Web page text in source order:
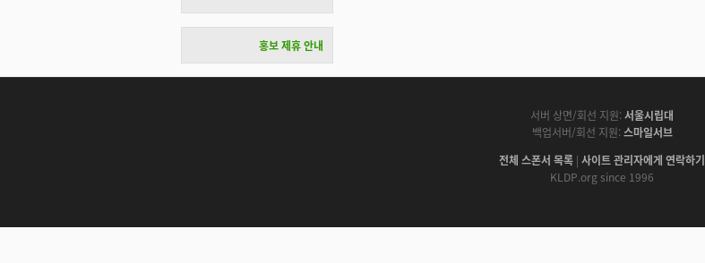
홍보 제휴 안내
서버 상면/회선 지원: 서울시립대
백업서버/회선 지원: 스마일서브
전체 스폰서 목록 | 사이트 관리자에게 연락하기
KLDP.org since 1996